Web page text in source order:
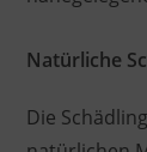
Natürliche
Die